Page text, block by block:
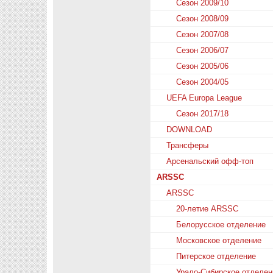
Сезон 2009/10
Сезон 2008/09
Сезон 2007/08
Сезон 2006/07
Сезон 2005/06
Сезон 2004/05
UEFA Europa League
Сезон 2017/18
DOWNLOAD
Трансферы
Арсенальский офф-топ
ARSSC
ARSSC
20-летие ARSSC
Белорусское отделение
Московское отделение
Питерское отделение